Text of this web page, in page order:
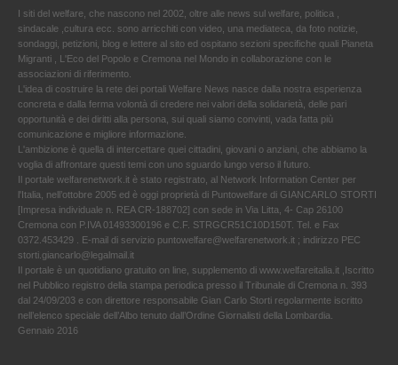
I siti del welfare, che nascono nel 2002, oltre alle news sul welfare, politica ,
sindacale ,cultura ecc. sono arricchiti con video, una mediateca, da foto notizie,
sondaggi, petizioni, blog e lettere al sito ed ospitano sezioni specifiche quali Pianeta
Migranti , L'Eco del Popolo e Cremona nel Mondo in collaborazione con le
associazioni di riferimento.
L'idea di costruire la rete dei portali Welfare News nasce dalla nostra esperienza
concreta e dalla ferma volontà di credere nei valori della solidarietà, delle pari
opportunità e dei diritti alla persona, sui quali siamo convinti, vada fatta più
comunicazione e migliore informazione.
L'ambizione è quella di intercettare quei cittadini, giovani o anziani, che abbiamo la
voglia di affrontare questi temi con uno sguardo lungo verso il futuro.
Il portale welfarenetwork.it è stato registrato, al Network Information Center per
l'Italia, nell’ottobre 2005 ed è oggi proprietà di Puntowelfare di GIANCARLO STORTI
[Impresa individuale n. REA CR-188702] con sede in Via Litta, 4- Cap 26100
Cremona con P.IVA 01493300196 e C.F. STRGCR51C10D150T. Tel. e Fax
0372.453429 . E-mail di servizio puntowelfare@welfarenetwork.it ; indirizzo PEC
storti.giancarlo@legalmail.it
Il portale è un quotidiano gratuito on line, supplemento di www.welfareitalia.it ,Iscritto
nel Pubblico registro della stampa periodica presso il Tribunale di Cremona n. 393
dal 24/09/203 e con direttore responsabile Gian Carlo Storti regolarmente iscritto
nell’elenco speciale dell’Albo tenuto dall’Ordine Giornalisti della Lombardia.
Gennaio 2016